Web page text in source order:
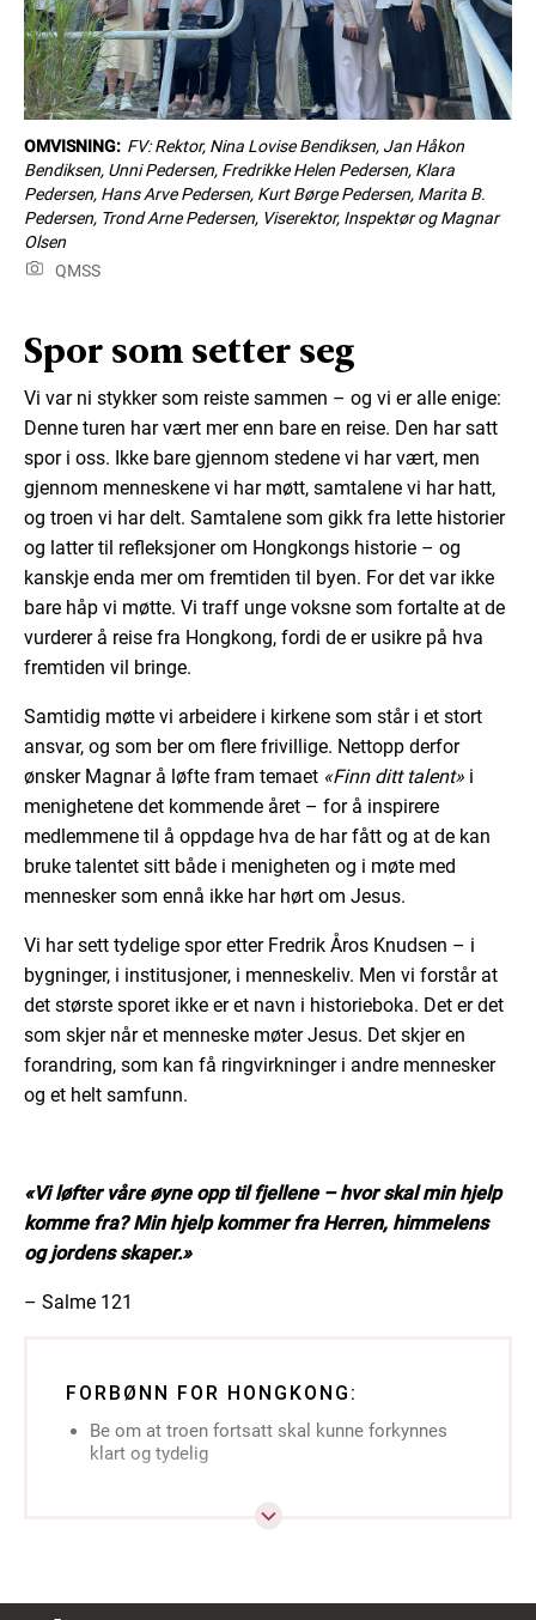
OMVISNING: FV: Rektor, Nina Lovise Bendiksen, Jan Håkon
Bendiksen, Unni Pedersen, Fredrikke Helen Pedersen, Klara
Pedersen, Hans Arve Pedersen, Kurt Børge Pedersen, Marita B.
Pedersen, Trond Arne Pedersen, Viserektor, Inspektør og Magnar
Olsen
QMSS
Spor som setter seg
Vi var ni stykker som reiste sammen – og vi er alle enige:
Denne turen har vært mer enn bare en reise. Den har satt
spor i oss. Ikke bare gjennom stedene vi har vært, men
gjennom menneskene vi har møtt, samtalene vi har hatt,
og troen vi har delt. Samtalene som gikk fra lette historier
og latter til refleksjoner om Hongkongs historie – og
kanskje enda mer om fremtiden til byen. For det var ikke
bare håp vi møtte. Vi traff unge voksne som fortalte at de
vurderer å reise fra Hongkong, fordi de er usikre på hva
fremtiden vil bringe.
Samtidig møtte vi arbeidere i kirkene som står i et stort
ansvar, og som ber om flere frivillige. Nettopp derfor
ønsker Magnar å løfte fram temaet «Finn ditt talent» i
menighetene det kommende året – for å inspirere
medlemmene til å oppdage hva de har fått og at de kan
bruke talentet sitt både i menigheten og i møte med
mennesker som ennå ikke har hørt om Jesus.
Vi har sett tydelige spor etter Fredrik Åros Knudsen – i
bygninger, i institusjoner, i menneskeliv. Men vi forstår at
det største sporet ikke er et navn i historieboka. Det er det
som skjer når et menneske møter Jesus. Det skjer en
forandring, som kan få ringvirkninger i andre mennesker
og et helt samfunn.
«Vi løfter våre øyne opp til fjellene – hvor skal min hjelp
komme fra? Min hjelp kommer fra Herren, himmelens
og jordens skaper.»
– Salme 121
FORBØNN FOR HONGKONG:
Be om at troen fortsatt skal kunne forkynnes
klart og tydelig